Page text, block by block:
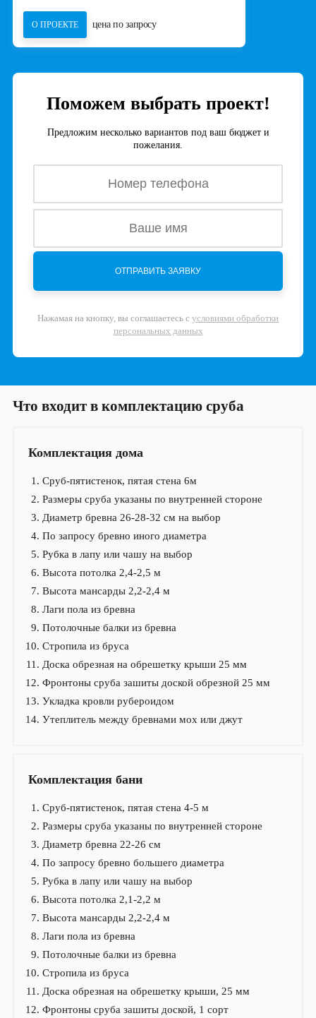
О ПРОЕКТЕ цена по запросу
Поможем выбрать проект!
Предложим несколько вариантов под ваш бюджет и
пожелания.
Нажамая на кнопку, вы соглашаетесь с условиями обработки
персональных данных
Что входит в комплектацию сруба
Комплектация дома
Сруб-пятистенок, пятая стена 6м
Размеры сруба указаны по внутренней стороне
Диаметр бревна 26-28-32 см на выбор
По запросу бревно иного диаметра
Рубка в лапу или чашу на выбор
Высота потолка 2,4-2,5 м
Высота мансарды 2,2-2,4 м
Лаги пола из бревна
Потолочные балки из бревна
Стропила из бруса
Доска обрезная на обрешетку крыши 25 мм
Фронтоны сруба зашиты доской обрезной 25 мм
Укладка кровли рубероидом
Утеплитель между бревнами мох или джут
Комплектация бани
Сруб-пятистенок, пятая стена 4-5 м
Размеры сруба указаны по внутренней стороне
Диаметр бревна 22-26 см
По запросу бревно большего диаметра
Рубка в лапу или чашу на выбор
Высота потолка 2,1-2,2 м
Высота мансарды 2,2-2,4 м
Лаги пола из бревна
Потолочные балки из бревна
Стропила из бруса
Доска обрезная на обрешетку крыши, 25 мм
Фронтоны сруба зашиты доской, 1 сорт